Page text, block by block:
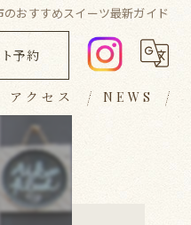
おすすめスイーツ最新ガイド
予約
アクセス NEWS